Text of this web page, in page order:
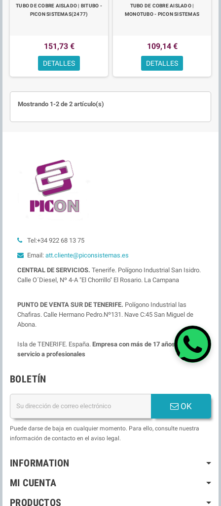
TUBO DE COBRE AISLADO | BITUBO -
PICON SISTEMAS(2477)
151,73 €
DETALLES
TUBO DE COBRE AISLADO |
MONOTUBO - PICON SISTEMAS
109,14 €
DETALLES
Mostrando 1-2 de 2 artículo(s)
Tel:+34 922 68 13 75
Email: att.cliente@piconsistemas.es
CENTRAL DE SERVICIOS. Tenerife. Polígono Industrial San Isidro.
Calle O´Diesel, Nº 4-A "El Chorrillo" El Rosario. La Campana
PUNTO DE VENTA SUR DE TENERIFE. Polígono Industrial las
Chafiras. Calle Hermano Pedro.Nº131. Nave C:45 San Miguel de
Abona.
Isla de TENERIFE. España. Empresa con más de 17 años ofreciendo
servicio a profesionales
BOLETÍN
OK
Puede darse de baja en cualquier momento. Para ello, consulte nuestra
información de contacto en el aviso legal.
INFORMATION
MI CUENTA
PRODUCTOS